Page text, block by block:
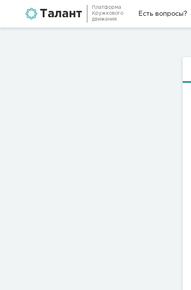
Талант
Платформа
Кружкового
движения
Есть вопросы?